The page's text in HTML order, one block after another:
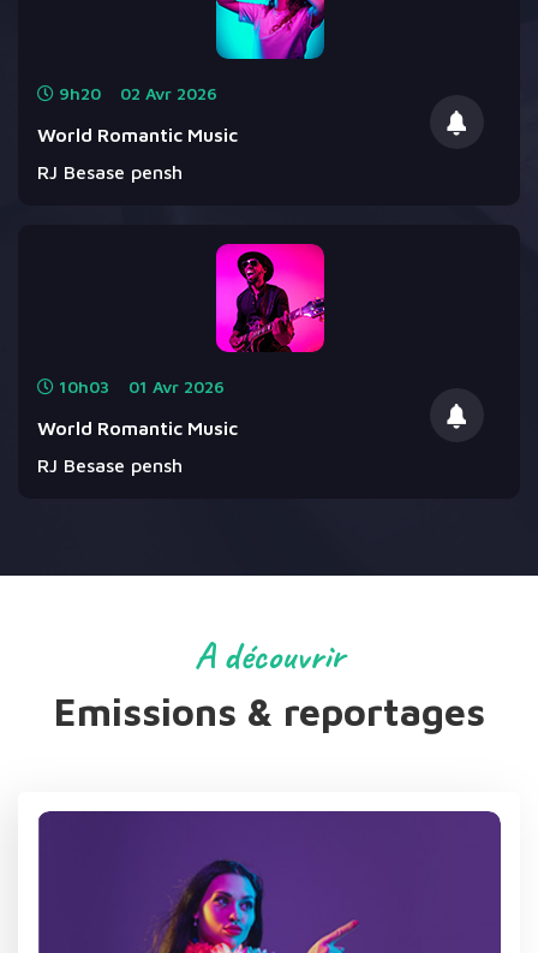
9h20 02 Avr 2026
World Romantic Music
RJ Besase pensh
10h03 01 Avr 2026
World Romantic Music
RJ Besase pensh
A découvrir
Emissions & reportages